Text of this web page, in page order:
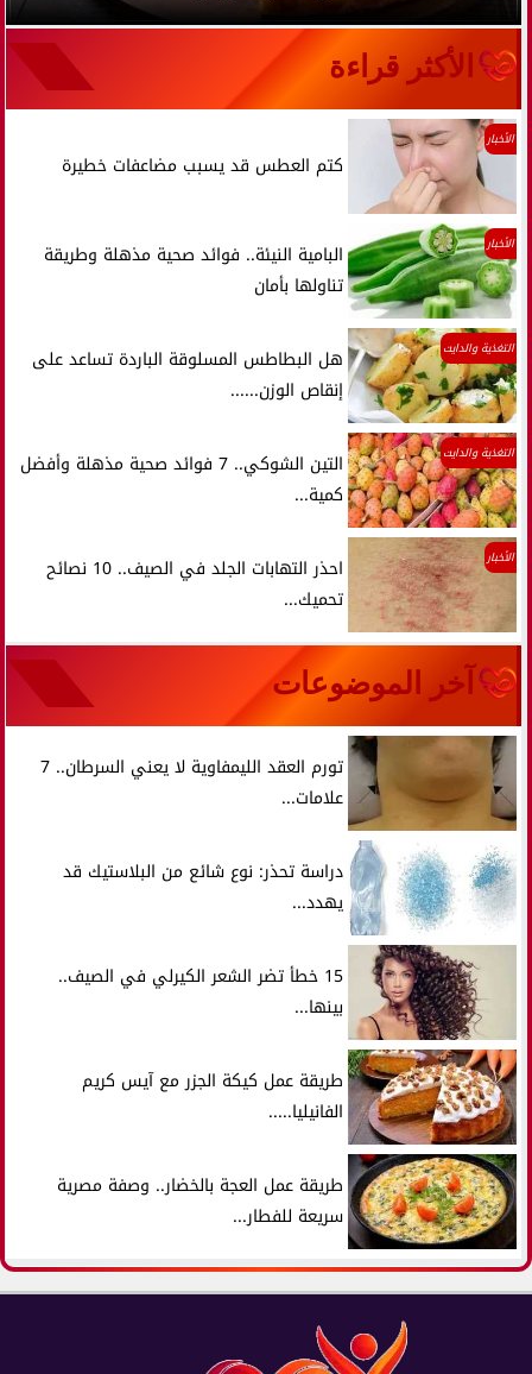
الأكثر قراءة
الأخبار
كتم العطس قد يسبب مضاعفات خطيرة
الأخبار
البامية النيئة.. فوائد صحية مذهلة وطريقة
تناولها بأمان
التغذية والدايت
هل البطاطس المسلوقة الباردة تساعد على
إنقاص الوزن......
التغذية والدايت
التين الشوكي.. 7 فوائد صحية مذهلة وأفضل
كمية...
الأخبار
احذر التهابات الجلد في الصيف.. 10 نصائح
تحميك...
آخر الموضوعات
تورم العقد الليمفاوية لا يعني السرطان.. 7
علامات...
دراسة تحذر: نوع شائع من البلاستيك قد
يهدد...
15 خطأ تضر الشعر الكيرلي في الصيف..
بينها...
طريقة عمل كيكة الجزر مع آيس كريم
الفانيليا.....
طريقة عمل العجة بالخضار.. وصفة مصرية
سريعة للفطار...